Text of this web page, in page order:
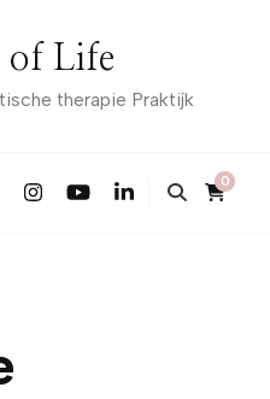
of Life
therapie Praktijk
0